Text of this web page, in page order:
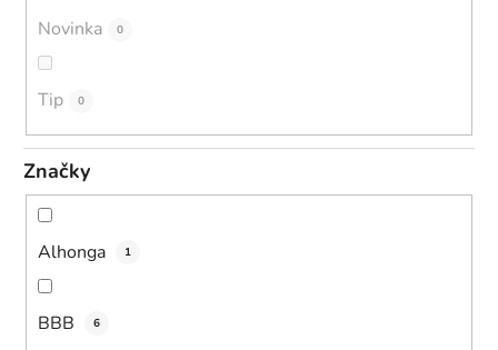
Novinka 0
Tip 0
Značky
Alhonga 1
BBB 6